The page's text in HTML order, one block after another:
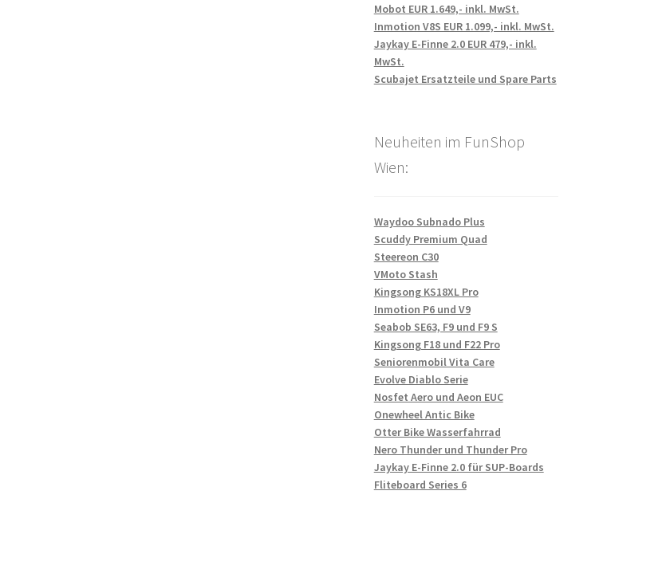
Mobot EUR 1.649,- inkl. MwSt.
Inmotion V8S EUR 1.099,- inkl. MwSt.
Jaykay E-Finne 2.0 EUR 479,- inkl.
MwSt.
Scubajet Ersatzteile und Spare Parts
Neuheiten im FunShop
Wien:
Waydoo Subnado Plus
Scuddy Premium Quad
Steereon C30
VMoto Stash
Kingsong KS18XL Pro
Inmotion P6 und V9
Seabob SE63, F9 und F9 S
Kingsong F18 und F22 Pro
Seniorenmobil Vita Care
Evolve Diablo Serie
Nosfet Aero und Aeon EUC
Onewheel Antic Bike
Otter Bike Wasserfahrrad
Nero Thunder und Thunder Pro
Jaykay E-Finne 2.0 für SUP-Boards
Fliteboard Series 6